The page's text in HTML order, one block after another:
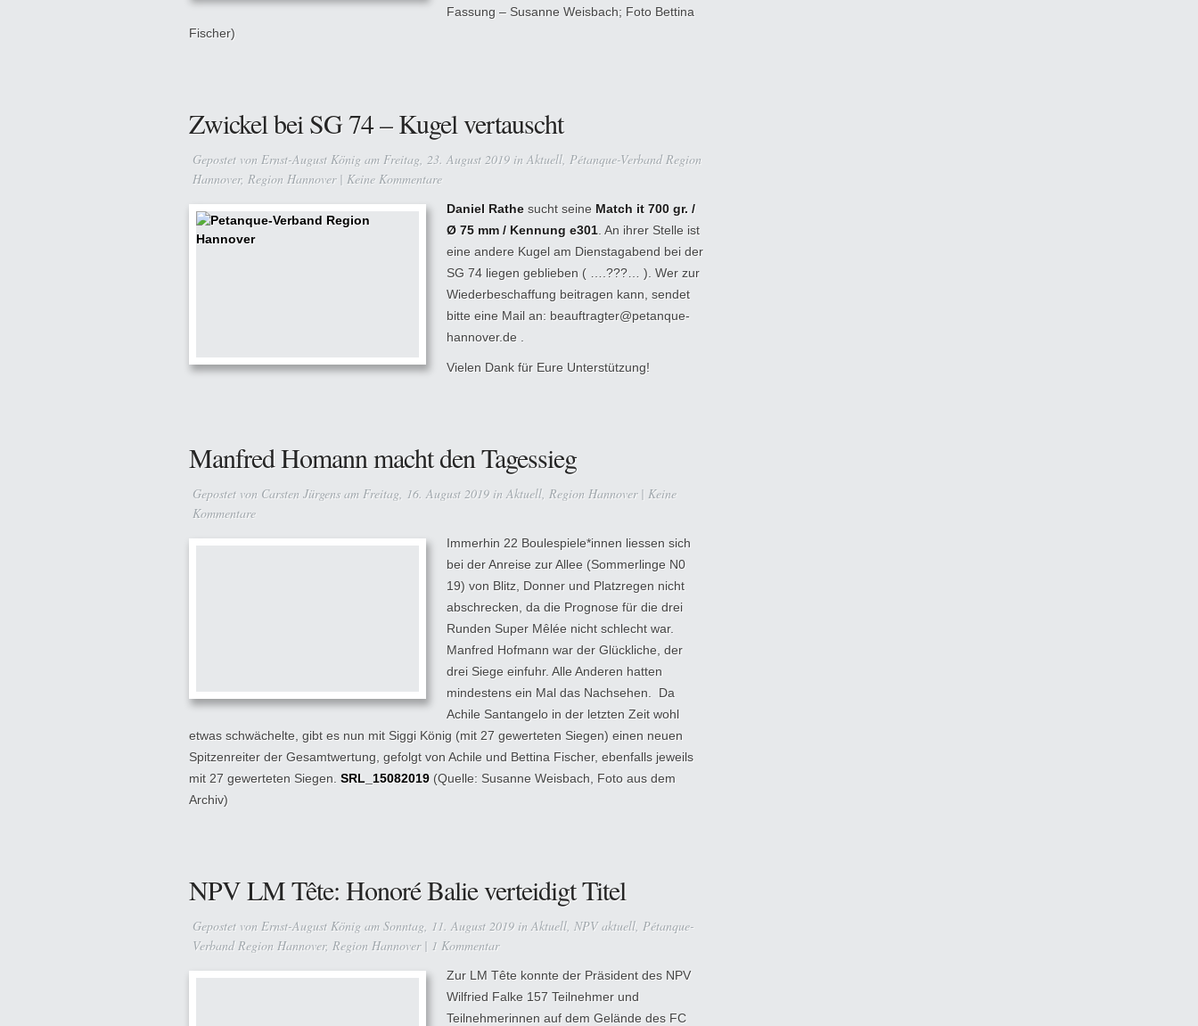
Fassung – Susanne Weisbach; Foto Bettina
Fischer)
Zwickel bei SG 74 – Kugel vertauscht
Gepostet von Ernst-August König am Freitag, 23. August 2019 in Aktuell, Pétanque-Verband Region
Hannover, Region Hannover| Keine Kommentare
Daniel Rathe sucht seine Match it 700 gr. /
Ø 75 mm / Kennung e301 . An ihrer Stelle ist
eine andere Kugel am Dienstagabend bei der
SG 74 liegen geblieben ( ….???… ). Wer zur
Wiederbeschaffung beitragen kann, sendet
bitte eine Mail an: beauftragter@petanque-
hannover.de .
Vielen Dank für Eure Unterstützung!
Manfred Homann macht den Tagessieg
Gepostet von Carsten Jürgens am Freitag, 16. August 2019 in Aktuell, Region Hannover| Keine
Kommentare
Immerhin 22 Boulespiele*innen liessen sich
bei der Anreise zur Allee (Sommerlinge N0
19) von Blitz, Donner und Platzregen nicht
abschrecken, da die Prognose für die drei
Runden Super Mêlée nicht schlecht war.
Manfred Hofmann war der Glückliche, der
drei Siege einfuhr. Alle Anderen hatten
mindestens ein Mal das Nachsehen. Da
Achile Santangelo in der letzten Zeit wohl
etwas schwächelte, gibt es nun mit Siggi König (mit 27 gewerteten Siegen) einen neuen
Spitzenreiter der Gesamtwertung, gefolgt von Achile und Bettina Fischer, ebenfalls jeweils
mit 27 gewerteten Siegen. SRL_15082019 (Quelle: Susanne Weisbach, Foto aus dem
Archiv)
NPV LM Tête: Honoré Balie verteidigt Titel
Gepostet von Ernst-August König am Sonntag, 11. August 2019 in Aktuell, NPV aktuell, Pétanque-
Verband Region Hannover, Region Hannover| 1 Kommentar
Zur LM Tête konnte der Präsident des NPV
Wilfried Falke 157 Teilnehmer und
Teilnehmerinnen auf dem Gelände des FC